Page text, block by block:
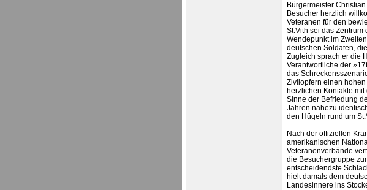
Bürgermeister
Besucher herzlich
Veteranen für den
St.Vith sei das
Wendepunkt im
deutschen Soldaten,
Zugleich sprach er die
Verantwortliche der
das
Zivilopfern einen
herzlichen Kontakte
Sinne der Befriedung
Jahren nahezu
den Hügeln rund um
Nach der offiziellen
amerikanischen
Veteranenverbände
die Besuchergruppe
entscheidendste
hielt damals dem
Landesinnere ins